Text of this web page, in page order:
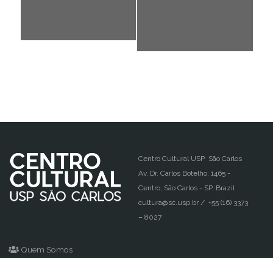
Centro Cultural USP São Carlos
Av. Dr. Carlos Botelho, 1465 -
Centro, São Carlos - SP, Brazil
cultura@sc.usp.br / +55 (16) 3373
– 8027
Quem Somos